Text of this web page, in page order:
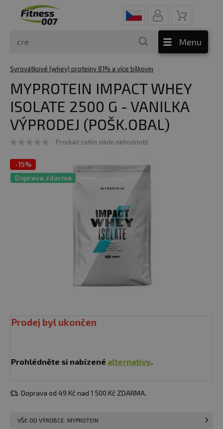
Menu
Syrovátkové (whey) proteiny 81% a více bílkovin
MYPROTEIN IMPACT WHEY
ISOLATE 2500 G - VANILKA
VÝPRODEJ (POŠK.OBAL)
Produkt zatím nikdo nehodnotil
-15%
Doprava zdarma
Prodej byl ukončen
Prohlédněte si nabízené alternativy.
Doprava od 49 Kč nad 1 500 Kč ZDARMA.
VŠE OD VÝROBCE: MYPROTEIN